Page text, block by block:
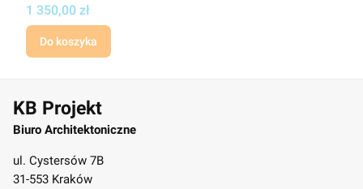
Cena projektu
1 350,00 zł
Do koszyka
KB Projekt
Biuro Architektoniczne
ul. Cystersów 7B
31-553 Kraków